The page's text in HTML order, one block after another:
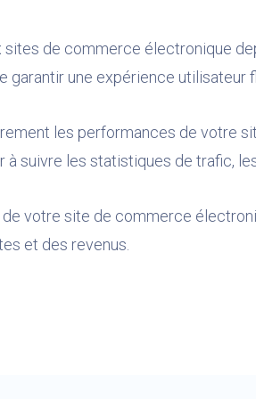
de commerce électronique
garantir une expérience utilisateur
les performances de votre
à suivre les statistiques de trafic,
votre site de commerce
et des revenus.